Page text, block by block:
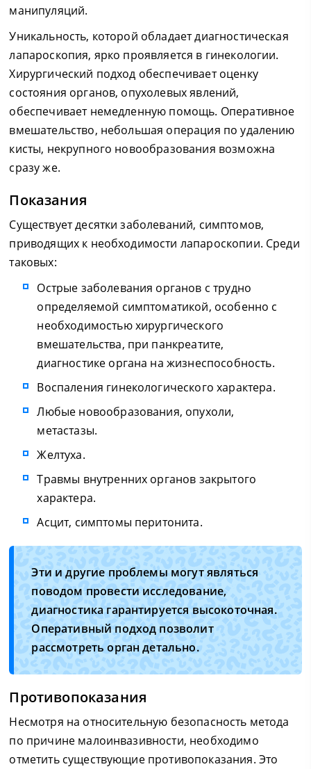
манипуляций.
Уникальность, которой обладает диагностическая
лапароскопия, ярко проявляется в гинекологии.
Хирургический подход обеспечивает оценку
состояния органов, опухолевых явлений,
обеспечивает немедленную помощь. Оперативное
вмешательство, небольшая операция по удалению
кисты, некрупного новообразования возможна
сразу же.
Показания
Существует десятки заболеваний, симптомов,
приводящих к необходимости лапароскопии. Среди
таковых:
Острые заболевания органов с трудно
определяемой симптоматикой, особенно с
необходимостью хирургического
вмешательства, при панкреатите,
диагностике органа на жизнеспособность.
Воспаления гинекологического характера.
Любые новообразования, опухоли,
метастазы.
Желтуха.
Травмы внутренних органов закрытого
характера.
Асцит, симптомы перитонита.
Эти и другие проблемы могут являться
поводом провести исследование,
диагностика гарантируется высокоточная.
Оперативный подход позволит
рассмотреть орган детально.
Противопоказания
Несмотря на относительную безопасность метода
по причине малоинвазивности, необходимо
отметить существующие противопоказания. Это